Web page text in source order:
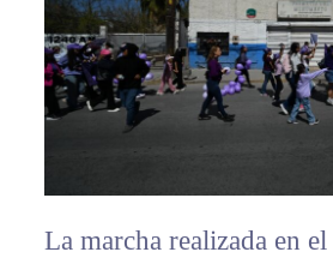
La marcha realizada en